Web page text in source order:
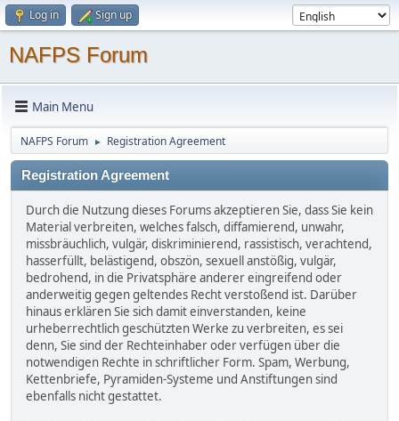
Log in Sign up
NAFPS Forum
Main Menu
NAFPS Forum ► Registration Agreement
Registration Agreement
Durch die Nutzung dieses Forums akzeptieren Sie, dass Sie kein
Material verbreiten, welches falsch, diffamierend, unwahr,
missbräuchlich, vulgär, diskriminierend, rassistisch, verachtend,
hasserfüllt, belästigend, obszön, sexuell anstößig, vulgär,
bedrohend, in die Privatsphäre anderer eingreifend oder
anderweitig gegen geltendes Recht verstoßend ist. Darüber
hinaus erklären Sie sich damit einverstanden, keine
urheberrechtlich geschützten Werke zu verbreiten, es sei
denn, Sie sind der Rechteinhaber oder verfügen über die
notwendigen Rechte in schriftlicher Form. Spam, Werbung,
Kettenbriefe, Pyramiden-Systeme und Anstiftungen sind
ebenfalls nicht gestattet.